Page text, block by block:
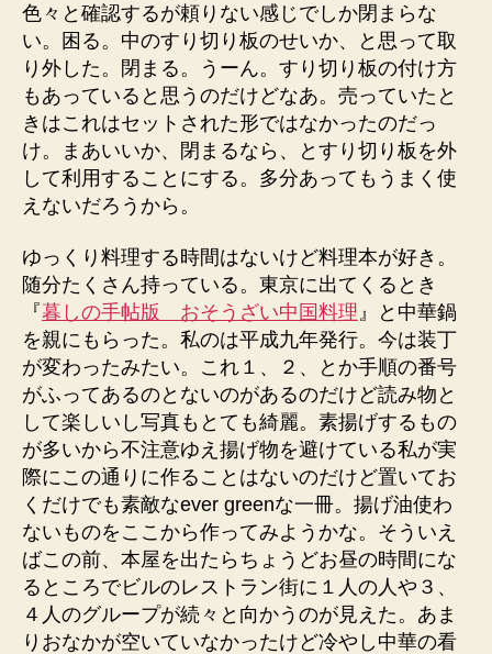
色々と確認するが頼りない感じでしか閉まらな
い。困る。中のすり切り板のせいか、と思って取
り外した。閉まる。うーん。すり切り板の付け方
もあっていると思うのだけどなあ。売っていたと
きはこれはセットされた形ではなかったのだっ
け。まあいいか、閉まるなら、とすり切り板を外
して利用することにする。多分あってもうまく使
えないだろうから。
ゆっくり料理する時間はないけど料理本が好き。
随分たくさん持っている。東京に出てくるとき
『暮しの手帖版 おそうざい中国料理』と中華鍋
を親にもらった。私のは平成九年発行。今は装丁
が変わったみたい。これ１、２、とか手順の番号
がふってあるのとないのがあるのだけど読み物と
して楽しいし写真もとても綺麗。素揚げするもの
が多いから不注意ゆえ揚げ物を避けている私が実
際にこの通りに作ることはないのだけど置いてお
くだけでも素敵なever greenな一冊。揚げ油使わ
ないものをここから作ってみようかな。そういえ
ばこの前、本屋を出たらちょうどお昼の時間にな
るところでビルのレストラン街に１人の人や３、
４人のグループが続々と向かうのが見えた。あま
りおなかが空いていなかったけど冷やし中華の看